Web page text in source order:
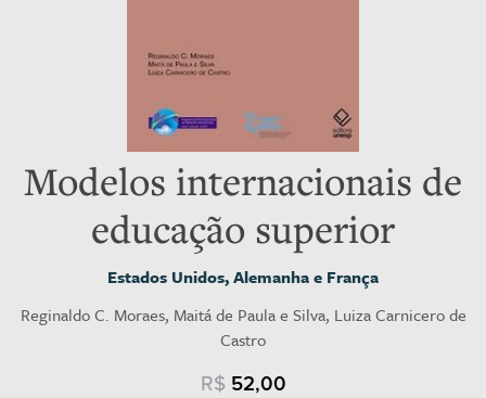
Modelos internacionais de
educação superior
Estados Unidos, Alemanha e França
Reginaldo C. Moraes, Maitá de Paula e Silva, Luiza Carnicero de
Castro
R$ 52,00